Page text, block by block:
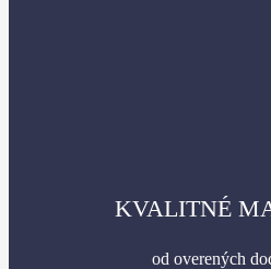
KVALITNÉ
od overených